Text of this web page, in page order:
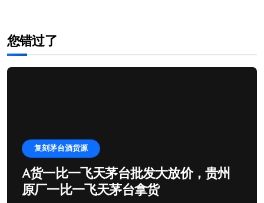
您错过了
复刻茅台酒货源
A货一比一飞天茅台批发大放价，贵州
原厂一比一飞天茅台拿货